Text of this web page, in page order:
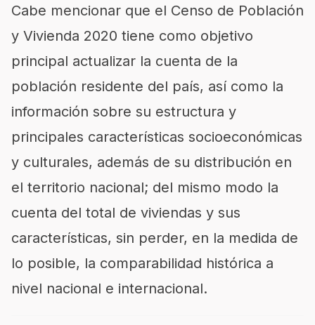
Cabe mencionar que el Censo de Población
y Vivienda 2020 tiene como objetivo
principal actualizar la cuenta de la
población residente del país, así como la
información sobre su estructura y
principales características socioeconómicas
y culturales, además de su distribución en
el territorio nacional; del mismo modo la
cuenta del total de viviendas y sus
características, sin perder, en la medida de
lo posible, la comparabilidad histórica a
nivel nacional e internacional.